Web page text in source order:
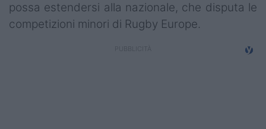
possa estendersi alla nazionale, che disputa le
competizioni minori di Rugby Europe.